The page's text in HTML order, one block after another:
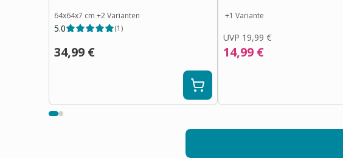
64x64x7 cm +2Varianten
5.0 (1)
34,99 €
+1 Variante
UVP 19,99 €
14,99 €